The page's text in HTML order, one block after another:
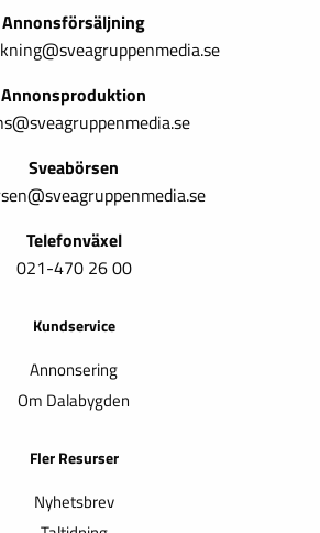
Annonsförsäljning
Annonsproduktion
Sveabörsen
Telefonväxel
021-470 26 00
Kundservice
Annonsering
Om Dalabygden
Fler Resurser
Nyhetsbrev